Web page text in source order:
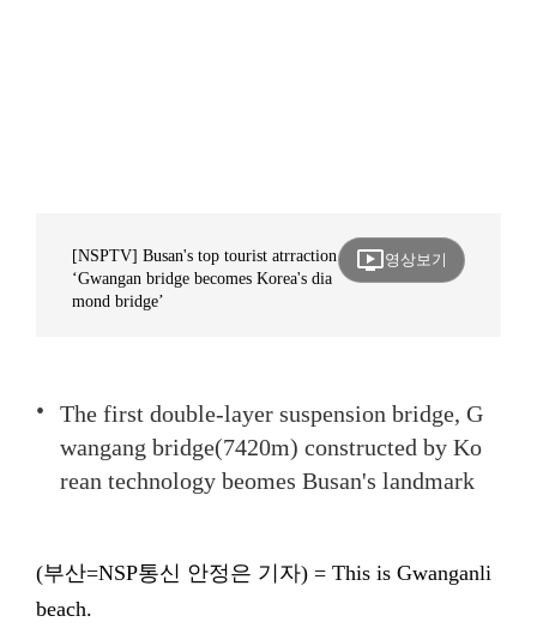
[NSPTV] Busan's top tourist atrraction
‘Gwangan bridge becomes Korea's dia
mond bridge’
ondemand_video영상보기
The first double-layer suspension bridge, G
wangang bridge(7420m) constructed by Ko
rean technology beomes Busan's landmark
(부산=NSP통신 안정은 기자) = This is Gwanganli
beach.